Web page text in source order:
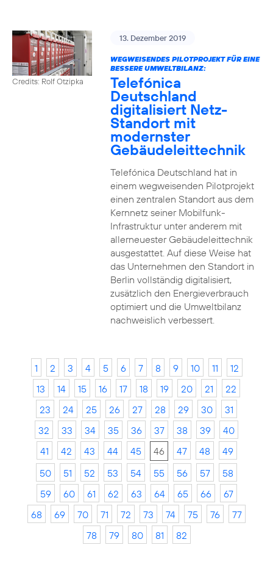
Credits: Rolf Otzipka
13. Dezember 2019
WEGWEISENDES PILOTPROJEKT FÜR EINE
BESSERE UMWELTBILANZ:
Telefónica
Deutschland
digitalisiert Netz-
Standort mit
modernster
Gebäudeleittechnik
Telefónica Deutschland hat in
einem wegweisenden Pilotprojekt
einen zentralen Standort aus dem
Kernnetz seiner Mobilfunk-
Infrastruktur unter anderem mit
allerneuester Gebäudeleittechnik
ausgestattet. Auf diese Weise hat
das Unternehmen den Standort in
Berlin vollständig digitalisiert,
zusätzlich den Energieverbrauch
optimiert und die Umweltbilanz
nachweislich verbessert.
1 2 3 4 5 6 7 8 9 10 11
12
13
14 15 16 17 18 19 20 21
22
23
24 25 26 27 28 29 30
31
32
33 34 35 36 37 38 39
40
41
42 43 44 45 46 47 48
49
50
51 52 53 54 55 56 57
58
59
60 61 62 63 64 65 66
67
68
69 70 71 72 73 74 75 76
77
78
79 80 81 82